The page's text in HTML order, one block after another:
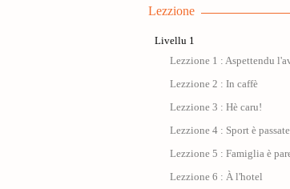
Lezzione
Livellu 1
Lezzione 1 : Aspettendu
Lezzione 2 : In caffè
Lezzione 3 : Hè caru!
Lezzione 4 : Sport è
Lezzione 5 : Famiglia è
Lezzione 6 : À l'hotel